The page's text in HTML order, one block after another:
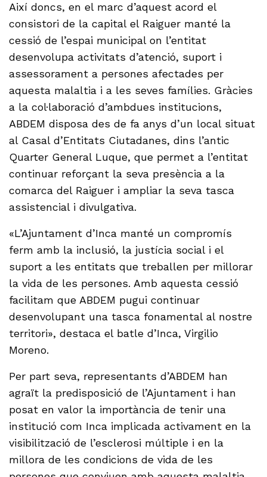
Així doncs, en el marc d’aquest acord el
consistori de la capital el Raiguer manté la
cessió de l’espai municipal on l’entitat
desenvolupa activitats d’atenció, suport i
assessorament a persones afectades per
aquesta malaltia i a les seves famílies. Gràcies
a la col·laboració d’ambdues institucions,
ABDEM disposa des de fa anys d’un local situat
al Casal d’Entitats Ciutadanes, dins l’antic
Quarter General Luque, que permet a l’entitat
continuar reforçant la seva presència a la
comarca del Raiguer i ampliar la seva tasca
assistencial i divulgativa.
«L’Ajuntament d’Inca manté un compromís
ferm amb la inclusió, la justícia social i el
suport a les entitats que treballen per millorar
la vida de les persones. Amb aquesta cessió
facilitam que ABDEM pugui continuar
desenvolupant una tasca fonamental al nostre
territori», destaca el batle d’Inca, Virgilio
Moreno.
Per part seva, representants d’ABDEM han
agraït la predisposició de l’Ajuntament i han
posat en valor la importància de tenir una
institució com Inca implicada activament en la
visibilització de l’esclerosi múltiple i en la
millora de les condicions de vida de les